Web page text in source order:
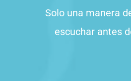
Solo una manera
escuchar antes